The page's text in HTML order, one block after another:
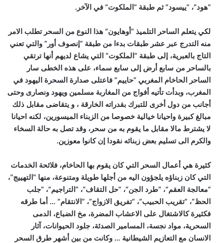
“هود”، “ييسود” ثم طبقة “الملكوت” في الآخر.
لكي يتعلم الساحر التلميذ “أوهايون” هذا النوع من السحر تطلب الامر
منه التدرج عبر عشر طبقات بدءا من طبقة “إنصوف أور” والتي تعني
التاج بالعبرية، إلى طبقة “الملكوت” التي يشاع لديهم أنها ترتقي
بالساحر من سابع أرض إلى سابع سماء، على هذه الخطى سار
الساحر الحاخام المغربي “حاييم” فاعتلى صدارة السحرة اليهود في
المغرب، وبدأت تأتيه أفواج من المغاربة مسلمين ويهود ونصارى وحتى
أجانب من دول أخرى للتبرك بقدراته الخارقة ، و يتقاضى مقابل ذلك
مبالغ كبيرة واحيانا خيالية خصوصا من الزبناء الميسورين، لكنه احيانا
لا يشترط مالا مقابل ما يقوم به من سحر، وقد تصل به حالة السخاء
والكرم الى تسليم بعض زبنائه نقودا إن كانوا معوزين.
كثيرة هي أعمال السحر التي كان يقوم بها الحاخام، فلائحة الخدمات
التي كان زبناؤه يلجؤون اليه من أجلها طويلة ومتنوعة، منها “التهييج”،
“معالجة العقم”، “طرد الجن”، “حل التقاف”، “التراجيم”، “جلب
الحظ”، “تقريب الحبيب”، “تفريق الازواج”، “الانتقام” … أما طرقه
فكثيرة كالاشتغال على الاعشاب المضرة، مخ الضباع، الدمى
السحرية، مواد نجسة، المسامير الصدئة، جلود الحيوانات، آثار
الانسان مع التعازيم الشيطانية … وكانت من بين أشهر طرق السحر